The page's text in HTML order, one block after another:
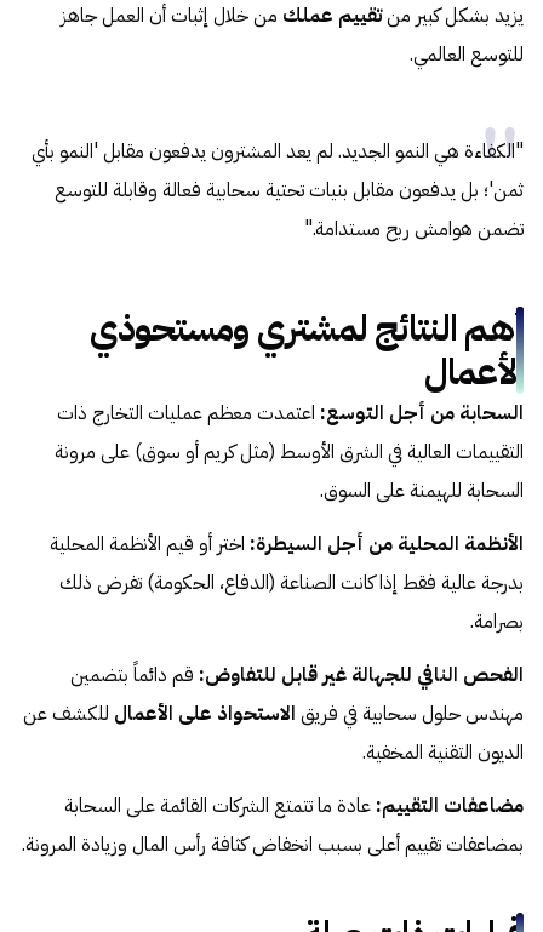
يزيد بشكل كبير منتقييم عملك من خلال إثبات أن العمل جاهز
للتوسع العالمي.
"الكفاءة هي النمو الجديد. لم يعد المشترون يدفعون مقابل 'النمو بأي
ثمن'؛ بل يدفعون مقابل بنيات تحتية سحابية فعالة وقابلة للتوسع
تضمن هوامش ربح مستدامة."
أهم النتائج لمشتري ومستحوذي
الأعمال
السحابة من أجل التوسع: اعتمدت معظم عمليات التخارج ذات
التقييمات العالية في الشرق الأوسط (مثل كريم أو سوق) على مرونة
السحابة للهيمنة على السوق.
الأنظمة المحلية من أجل السيطرة: اختر أو قيم الأنظمة المحلية
بدرجة عالية فقط إذا كانت الصناعة (الدفاع، الحكومة) تفرض ذلك
بصرامة.
الفحص النافي للجهالة غير قابل للتفاوض: قم دائماً بتضمين
مهندس حلول سحابية في فريق الاستحواذ على الأعمال للكشف عن
الديون التقنية المخفية.
مضاعفات التقييم: عادة ما تتمتع الشركات القائمة على السحابة
بمضاعفات تقييم أعلى بسبب انخفاض كثافة رأس المال وزيادة المرونة.